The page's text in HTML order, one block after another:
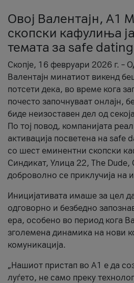
Овој Валентајн, A1
скопски кафулиња
темата за safe dating
Скопје, 16 февруари 2026 г. –
Валентајн минатиот викенд
потсети дека, во време кога
почесто започнуваат онлајн,
биде неизоставен дел од
По тој повод, компанијата
активација посветена на safe
со шест еминентни скопски
Синдикат, Улица 22, The Dude,
доброволно се приклучија на
Иницијативата имаше за цел
одговорно и безбедно
ера, особено во период кога
зголемена динамика на нови
комуникација.
„Нашиот пристап во А1 е да
луѓето, не само преку